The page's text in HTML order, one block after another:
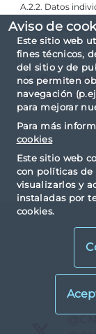
Aviso de
Este sitio web
fines técnicos,
del sitio y de
nos permiten
navegación
para mejorar
Para más
cookies
Este sitio web
con políticas de
visualizarlos y
instaladas por
cookies.
A.2.2. Datos
A.2.3. Datos
de cartera
Series
X